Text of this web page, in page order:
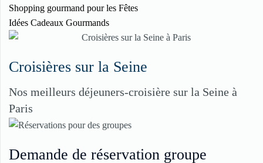
Shopping gourmand pour les Fêtes
Idées Cadeaux Gourmands
Croisières sur la Seine
Nos meilleurs déjeuners-croisière sur la Seine à
Paris
Demande de réservation groupe